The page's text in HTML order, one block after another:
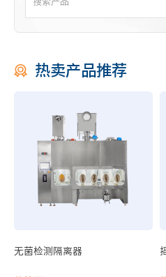
细胞培养系列耗材
样品制备
VIVA 通用型动物操作安全柜
热卖产品推荐
无菌检测隔离器